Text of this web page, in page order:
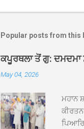
Popular posts from this
ਕਪੂਰਥਲਾ ਤੋਂ ਗੁ: ਦਮਦਮਾ
May 04, 2026
ਮਹਾਨ